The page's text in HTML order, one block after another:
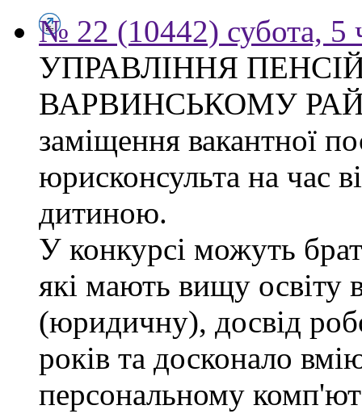
№ 22 (10442) субота, 5
УПРАВЛІННЯ
ВАРВИНСЬКОМУ
заміщення вакантної
юрисконсульта на час
дитиною.
У конкурсі можуть
які мають вищу освіту
(юридичну), досвід
років та досконало
персональному